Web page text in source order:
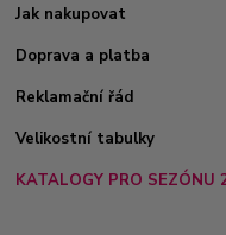
Jak nakupovat
Doprava a platba
Reklamační řád
Velikostní tabulky
KATALOGY PRO SEZÓNU